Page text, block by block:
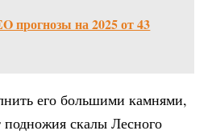
прогнозы на 2025 от 43
его большими камнями,
подножия скалы Лесного